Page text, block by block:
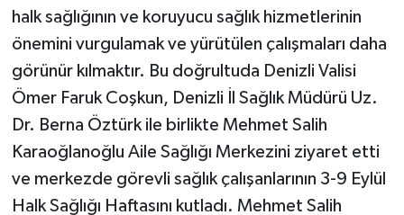
halk sağlığının ve koruyucu sağlık hizmetlerinin
önemini vurgulamak ve yürütülen çalışmaları daha
görünür kılmaktır. Bu doğrultuda Denizli Valisi
Ömer Faruk Coşkun, Denizli İl Sağlık Müdürü Uz.
Dr. Berna Öztürk ile birlikte Mehmet Salih
Karaoğlanoğlu Aile Sağlığı Merkezini ziyaret etti
ve merkezde görevli sağlık çalışanlarının 3-9 Eylül
Halk Sağlığı Haftasını kutladı. Mehmet Salih